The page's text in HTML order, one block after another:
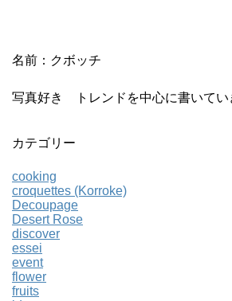
名前：クボッチ
写真好き トレンドを中心に書いてい
カテゴリー
cooking
croquettes (Korroke)
Decoupage
Desert Rose
discover
essei
event
flower
fruits